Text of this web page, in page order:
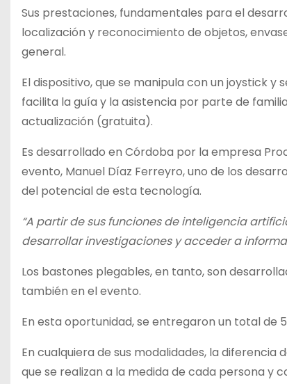
Sus prestaciones, fundamentales para el
localización y reconocimiento de objetos,
general.
El dispositivo, que se manipula con un joystick
facilita la guía y la asistencia por parte de
actualización (gratuita).
Es desarrollado en Córdoba por la empresa
evento, Manuel Díaz Ferreyro, uno de los
del potencial de esta tecnología.
“A partir de sus funciones de inteligencia
desarrollar investigaciones y acceder a
Los bastones plegables, en tanto, son
también en el evento.
En esta oportunidad, se entregaron un total de
En cualquiera de sus modalidades, la
que se realizan a la medida de cada persona y